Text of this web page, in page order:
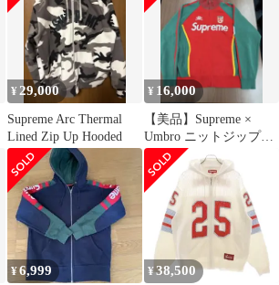
(Pilled Zip Up Hooded
Sweatshirt) ストーン ト
ップス フーディー【メ
ンズ】
¥ 29,000
Supreme Arc Thermal
Lined Zip Up Hooded
¥ 16,000
【美品】Supreme ×
Umbro ニットジップア
ップ
¥6,999 ¥38,500